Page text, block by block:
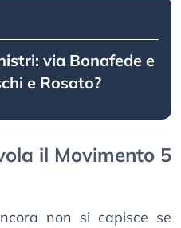
via Bonafede e
e Rosato?
il Movimento 5
non si capisce se